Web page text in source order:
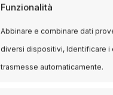
Funzionalità
Abbinare e combinare dati
diversi dispositivi, Identificare
trasmesse automaticamente.